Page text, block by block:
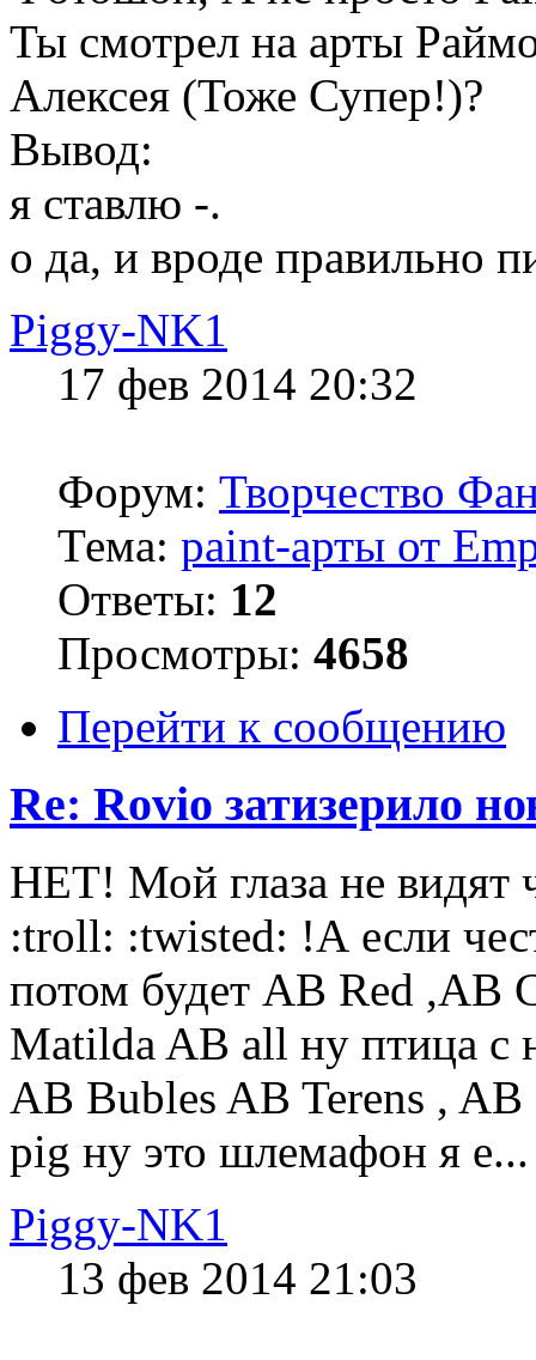
Ты смотрел на арты
Алексея (Тоже Супер!)?
Вывод:
я ставлю -.
о да, и вроде правильно
Piggy-NK1
17 фев 2014 20:32
Форум: Творчество
Тема: paint-арты от
Ответы: 12
Просмотры: 4658
Перейти к сообщению
Re: Rovio затизерило
НЕТ! Мой глаза не видят
:troll: :twisted: !А если
потом будет AB Red ,AB
Matilda AB all ну птица
AB Bubles AB Terens ,
pig ну это шлемафон я е...
Piggy-NK1
13 фев 2014 21:03